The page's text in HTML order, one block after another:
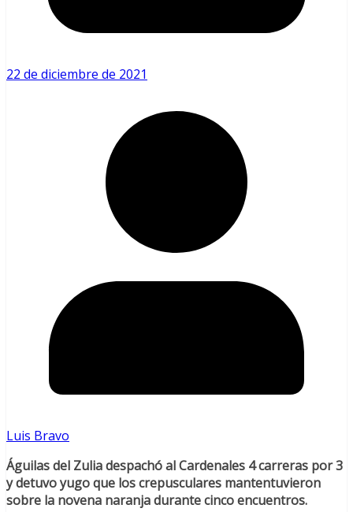
22 de diciembre de 2021
Luis Bravo
Águilas del Zulia despachó al Cardenales 4 carreras por 3
y detuvo yugo que los crepusculares mantentuvieron
sobre la novena naranja durante cinco encuentros.